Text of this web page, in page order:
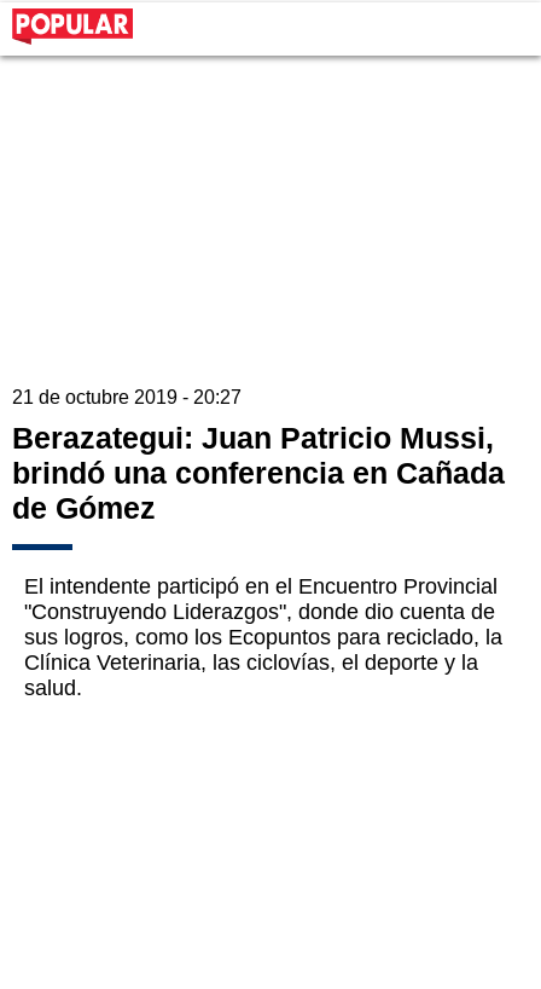
21 de octubre 2019 - 20:27
Berazategui: Juan Patricio Mussi,
brindó una conferencia en Cañada
de Gómez
El intendente participó en el Encuentro Provincial
"Construyendo Liderazgos", donde dio cuenta de
sus logros, como los Ecopuntos para reciclado, la
Clínica Veterinaria, las ciclovías, el deporte y la
salud.